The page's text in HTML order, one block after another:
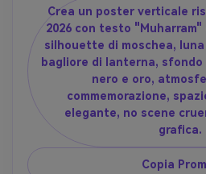
Crea un poster verticale
2026 con testo "Muharram"
silhouette di moschea,
bagliore di lanterna, sfondo
nero e oro,
commemorazione,
elegante, no scene
grafica.
Copia